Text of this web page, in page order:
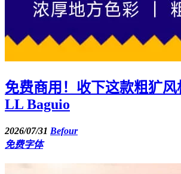
免费商用！收下这款粗犷
LL Baguio
2026/07/31 Befour
免费字体